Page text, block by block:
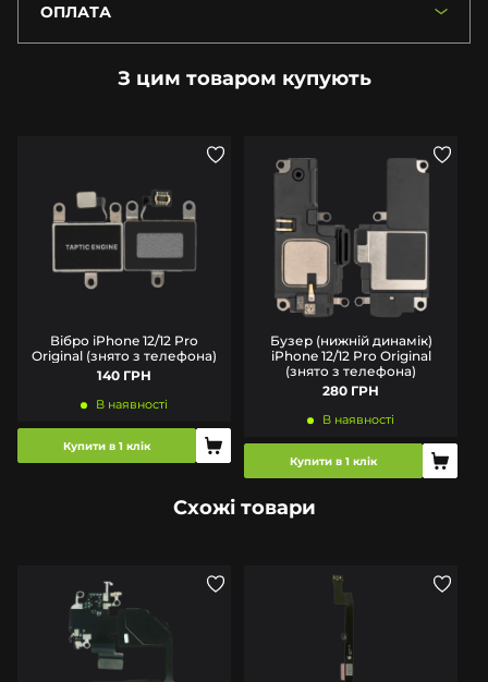
ОПЛАТА
З цим товаром купують
Вібро iPhone 12/12 Pro
Original (знято з телефона)
140 ГРН
В наявності
Купити в 1 клік
Бузер (нижній динамік)
iPhone 12/12 Pro Original
(знято з телефона)
280 ГРН
В наявності
Купити в 1 клік
Схожі товари